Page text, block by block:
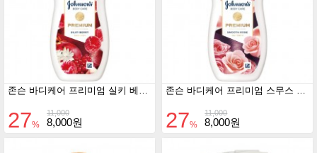
11,000
27% 8,000원
11,000
27% 8,000원